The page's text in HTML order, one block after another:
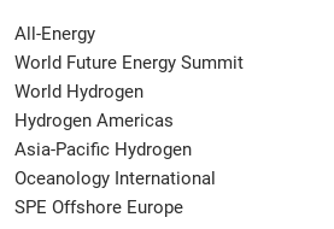
All-Energy
World Future Energy Summit
World Hydrogen
Hydrogen Americas
Asia-Pacific Hydrogen
Oceanology International
SPE Offshore Europe